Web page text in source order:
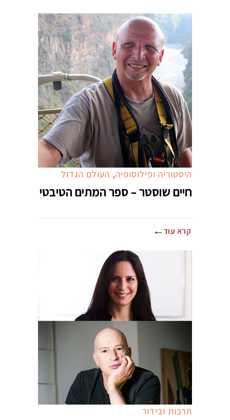
היסטוריה ופילוסופיה, העולם הגדול
חיים שוסטר – ספר המתים הטיבטי
קרא עוד
תרבות ובידור